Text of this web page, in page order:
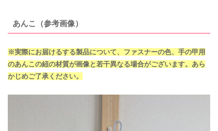
あんこ（参考画像）
※実際にお届けるする製品について、ファスナーの色、手の甲用
のあんこの紐の材質が画像と若干異なる場合がございます。あら
かじめご了承ください。